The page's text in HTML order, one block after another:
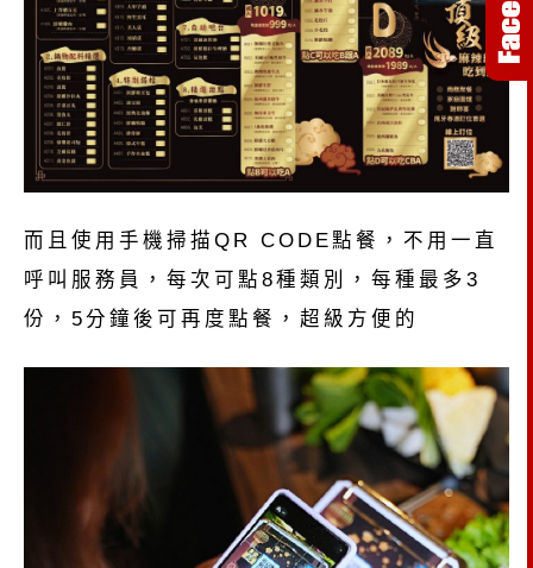
而且使用手機掃描QR CODE點餐，不用一直
呼叫服務員，每次可點8種類別，每種最多3
份，5分鐘後可再度點餐，超級方便的